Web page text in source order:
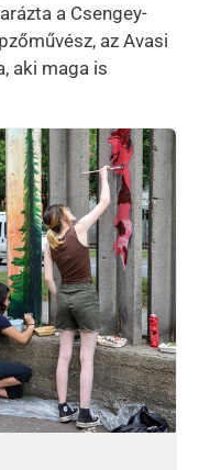
a Csengey-
az Avasi
aki maga is